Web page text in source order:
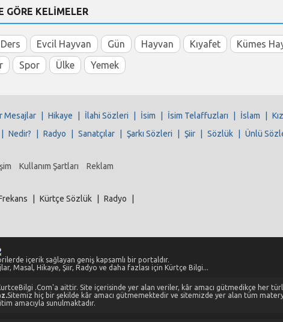
GÖRE KELİMELER
Ders Evcil Hayvan Gün Hayvan Kıyafet
Kümes
Spor Ülke Yemek
Mesajlar Hikaye İlahi Sözleri İsim İsim Telaffuzları İslam
Nedir? Radyo Sanatçılar Şarkı Sözleri Şiir Sözlük Ünlü
Kullanım Şartları Reklam
Kürtçe Sözlük Radyo
içerik sağlayan geniş kapsamlı bir portaldır.
Masal, Hikaye, Şiir, Radyo ve daha fazlası için Kürtçe Bilgi...
.Com'a aittir. Site içerisinde yer alan veriler, kâr amacı gütmedikçe her
Sitemiz hiç bir şekilde kâr amacı gütmemektedir ve sitemizde yer alan tüm
amacıyla sunulmaktadır.